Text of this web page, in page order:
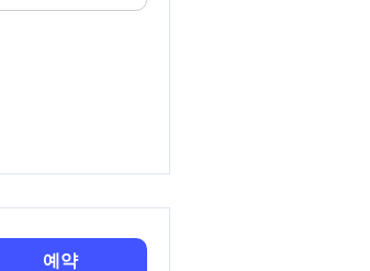
예약